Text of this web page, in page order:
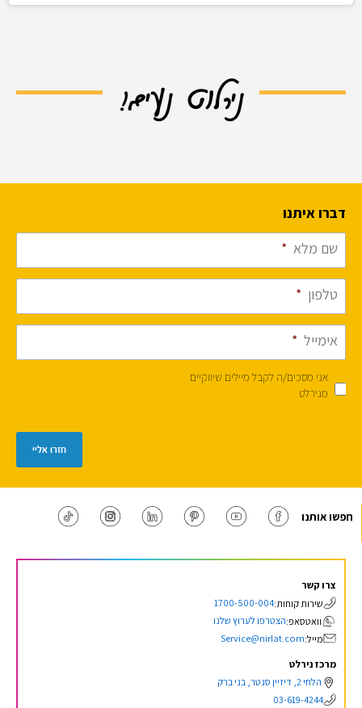
נירלוט נעים!
דברו איתנו
שם מלא *
טלפון *
אימייל *
אני מסכים/ה לקבל מיילים שיווקיים
מנירלט
חזרו אליי
חפשו אותנו
צרו קשר
שירות קוחות:1700-500-004
וואטסאפ:הצטרפו לערוץ שלנו
מייל:Service@nirlat.com
מרכז נירלט
הלחי 2, דיזיין סנטר, בני ברק
03-619-4244